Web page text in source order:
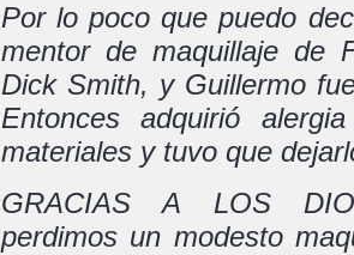
Por lo poco que puedo
mentor de maquillaje de
Dick Smith, y Guillermo
Entonces adquirió
materiales y tuvo que
GRACIAS A LOS
perdimos un modesto